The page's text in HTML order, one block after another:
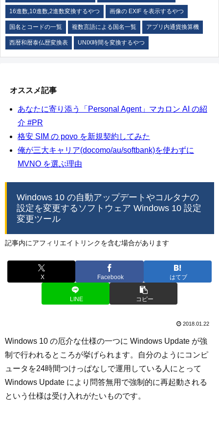
16進数,10進数,2進数変換するやつ 画像の EXIF を表示するやつ
国名とコードの一覧 複数言語による国名一覧 アプリ内通貨換算機
西暦和暦泰仏歴変換表 UNIX時間を変換するやつ
オススメ記事
あなたに寄り添う「Personal Agent」マカロン AI の紹
介 #PR
格安 SIM の povo を新規契約してみた
俺が三大キャリア(docomo/au/softbank)を使わずに
MVNO を選ぶ理由
Windows 10 の自動アップデートやコルタナの
設定を変更するソフトウェア Windows 10 設定
変更ツール
記事内にアフィリエイトリンクを含む場合があります
X Facebook はてブ
LINE コピー
2018.01.22
Windows 10 の厄介な仕様の一つに Windows Update が強
制で行われるところが挙げられます。自分のようにコンピ
ュータを24時間つけっぱなしで運用している人にとって
Windows Update により問答無用で強制的に再起動される
という仕様は受け入れがたいものです。